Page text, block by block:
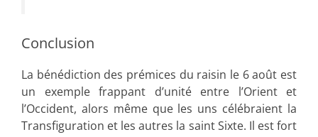
Conclusion
La bénédiction des prémices du raisin le 6 août est
un exemple frappant d’unité entre l’Orient et
l’Occident, alors même que les uns célébraient la
Transfiguration et les autres la saint Sixte. Il est fort